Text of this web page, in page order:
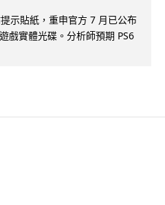
示貼紙，重申官方 7 月已公布
戲實體光碟。分析師預期 PS6